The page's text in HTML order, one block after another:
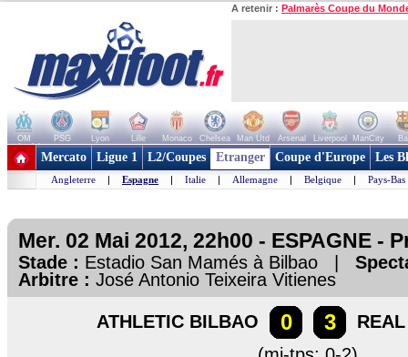
A retenir : Palmarès Coupe du
OM PSG Lyon Lille Monaco Chelsea Man Utd Arsenal Liverpool ManCity
+ de clubs
Mercato Ligue 1 L2/Coupes Etranger Coupe d'Europe Les
Angleterre | Espagne | Italie | Allemagne | Belgique | Pays-Bas
Mer. 02 Mai 2012, 22h00 - ESPAGNE -
Stade : Estadio San Mamés à Bilbao |
Arbitre : José Antonio Teixeira Vitienes
ATHLETIC BILBAO 0 3